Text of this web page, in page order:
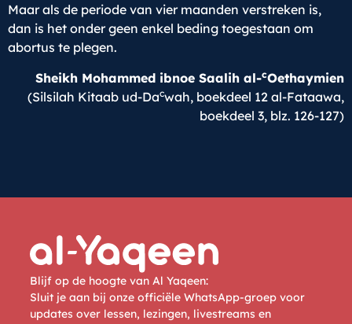
Maar als de periode van vier maanden verstreken is,
dan is het onder geen enkel beding toegestaan om
abortus te plegen.
Sheikh Mohammed ibnoe Saalih al-cOethaymien
(Silsilah Kitaab ud-Dacwah, boekdeel 12 al-Fataawa,
boekdeel 3, blz. 126-127)
Blijf op de hoogte van Al Yaqeen:
Sluit je aan bij onze officiële WhatsApp-groep voor
updates over lessen, lezingen, livestreams en